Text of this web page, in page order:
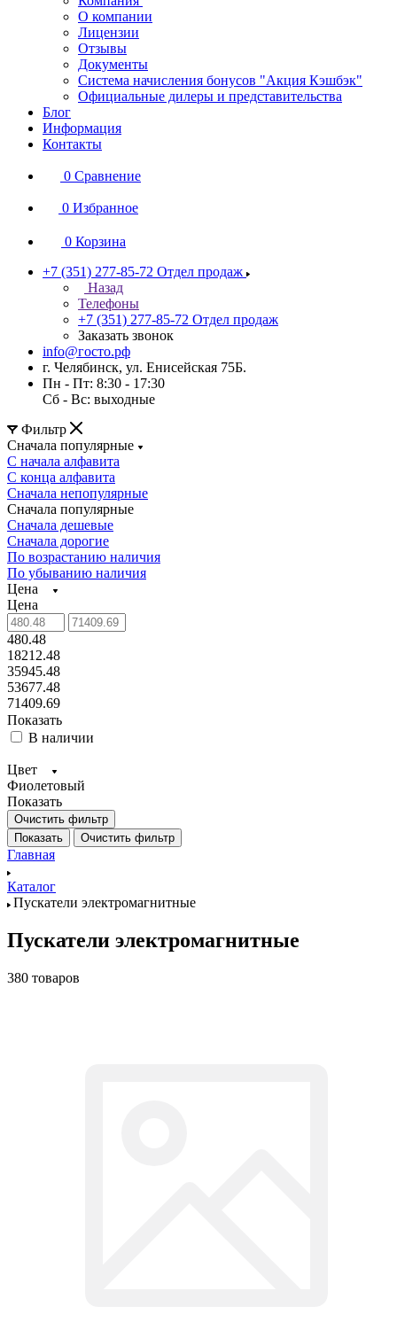
О компании
Лицензии
Отзывы
Документы
Система начисления бонусов "Акция Кэшбэк"
Официальные дилеры и представительства
Блог
Информация
Контакты
0 Сравнение
0 Избранное
0 Корзина
+7 (351) 277-85-72 Отдел продаж
Назад
Телефоны
+7 (351) 277-85-72 Отдел продаж
Заказать звонок
info@госто.рф
г. Челябинск, ул. Енисейская 75Б.
Пн - Пт: 8:30 - 17:30
Сб - Вс: выходные
Фильтр
Сначала популярные
С начала алфавита
С конца алфавита
Сначала непопулярные
Сначала популярные
Сначала дешевые
Сначала дорогие
По возрастанию наличия
По убыванию наличия
Цена
Цена
480.48
18212.48
35945.48
53677.48
71409.69
Показать
В наличии
Цвет
Фиолетовый
Показать
Очистить фильтр
Показать
Очистить фильтр
Главная
Каталог
Пускатели электромагнитные
Пускатели электромагнитные
380 товаров